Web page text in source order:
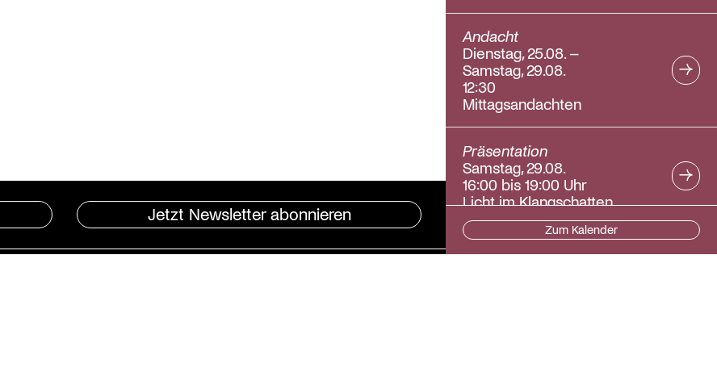
Jetzt Newsletter abonnieren
Andacht
Dienstag, 25.08. –
Samstag, 29.08.
12:30
Mittagsandachten
Präsentation
Samstag, 29.08.
16:00 bis 19:00 Uhr
Licht im Klangschatten
Zum Kalender